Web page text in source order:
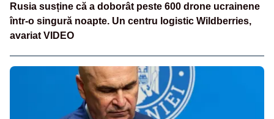
Rusia susține că a doborât peste 600 drone ucrainene
într-o singură noapte. Un centru logistic Wildberries,
avariat VIDEO